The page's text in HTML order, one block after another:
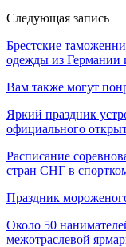
Следующая запись
Брестские
одежды из
Вам также могут
Яркий праздник
официального
Расписание
стран СНГ в
Праздник
Около 50
межотраслевой